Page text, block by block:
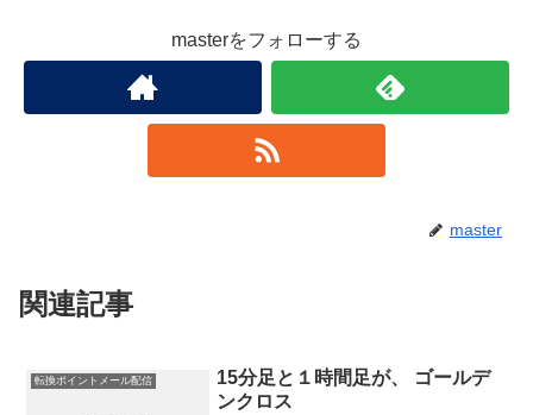
masterをフォローする
master
関連記事
転換ポイントメール配信
15分足と１時間足が、 ゴールデ
ンクロス